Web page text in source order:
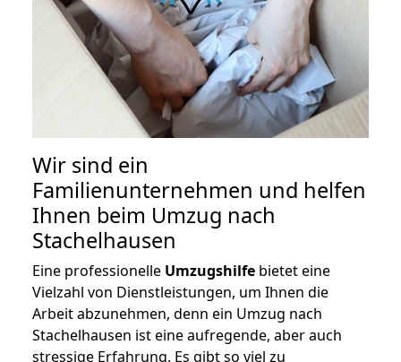
Wir sind ein
Familienunternehmen und helfen
Ihnen beim Umzug nach
Stachelhausen
Eine professionelle Umzugshilfe bietet eine
Vielzahl von Dienstleistungen, um Ihnen die
Arbeit abzunehmen, denn ein Umzug nach
Stachelhausen ist eine aufregende, aber auch
stressige Erfahrung. Es gibt so viel zu